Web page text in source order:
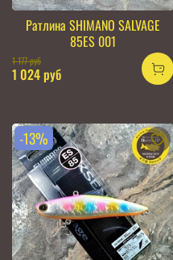
Ратлина SHIMANO SALVAGE
85ES 001
1 177 руб
1 024 руб
-13%